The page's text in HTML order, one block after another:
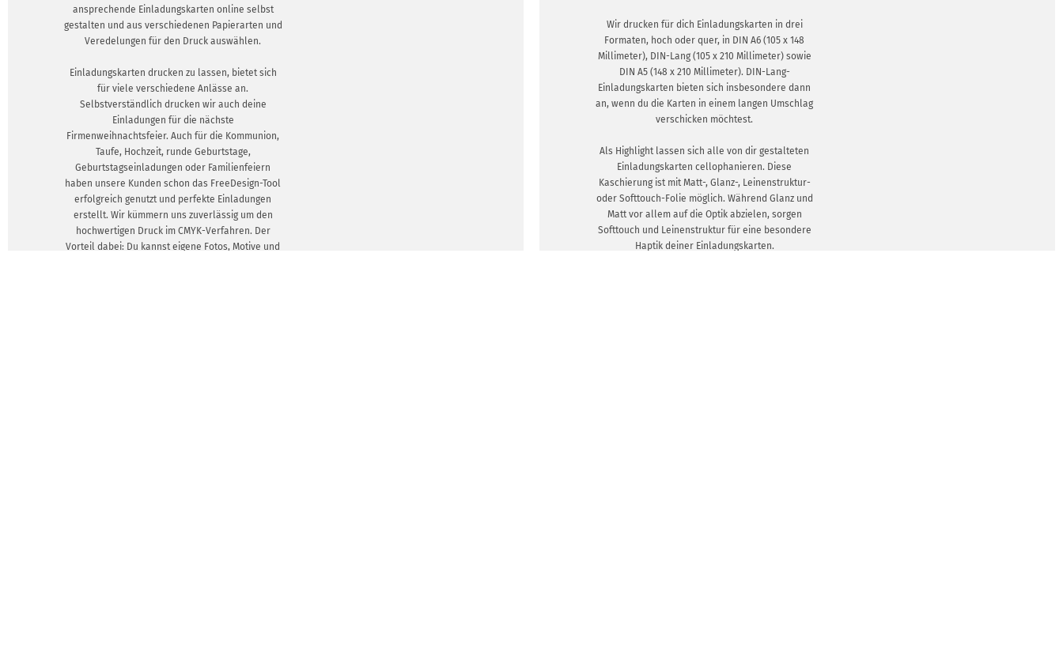
ansprechende Einladungskarten online selbst
gestalten und aus verschiedenen Papierarten und
Veredelungen für den Druck auswählen.
Einladungskarten drucken zu lassen, bietet sich
für viele verschiedene Anlässe an.
Selbstverständlich drucken wir auch deine
Einladungen für die nächste
Firmenweihnachtsfeier. Auch für die Kommunion,
Taufe, Hochzeit, runde Geburtstage,
Geburtstagseinladungen oder Familienfeiern
haben unsere Kunden schon das FreeDesign-Tool
erfolgreich genutzt und perfekte Einladungen
erstellt. Wir kümmern uns zuverlässig um den
hochwertigen Druck im CMYK-Verfahren. Der
Vorteil dabei: Du kannst eigene Fotos, Motive und
Wir drucken für dich Einladungskarten in drei
Formaten, hoch oder quer, in DIN A6 (105 x 148
Millimeter), DIN-Lang (105 x 210 Millimeter) sowie
DIN A5 (148 x 210 Millimeter). DIN-Lang-
Einladungskarten bieten sich insbesondere dann
an, wenn du die Karten in einem langen Umschlag
verschicken möchtest.
Als Highlight lassen sich alle von dir gestalteten
Einladungskarten cellophanieren. Diese
Kaschierung ist mit Matt-, Glanz-, Leinenstruktur-
oder Softtouch-Folie möglich. Während Glanz und
Matt vor allem auf die Optik abzielen, sorgen
Softtouch und Leinenstruktur für eine besondere
Haptik deiner Einladungskarten.